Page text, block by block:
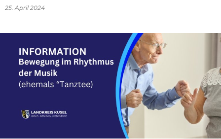
25. April 2024